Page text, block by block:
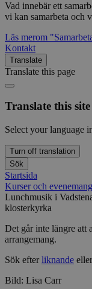
Vad innebär ett
vi kan samarbeta och
Läs merom
Kontakt
Translate
Translate this page
Translate this site
Select your language
Turn off translation
Sök
Startsida
Kurser och evenemang
Lunchmusik i
klosterkyrka
Det går inte längre att
arrangemang.
Sök efterliknande
Bild: Lisa Carr